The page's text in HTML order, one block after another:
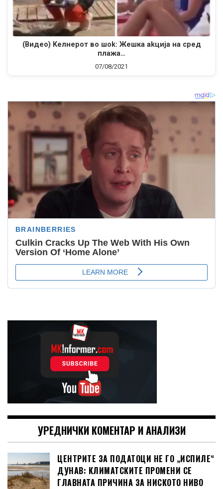
(Видео) Keлнepoт во шok: Жeшкa akциja нa cpeд
плaжa…
07/08/2021
УРЕДНИЧКИ КОМЕНТАР И АНАЛИЗИ
ЦЕНТРИТЕ ЗА ПОДАТОЦИ НЕ ГО „ИСПИЛЕ“
ДУНАВ: КЛИМАТСКИТЕ ПРОМЕНИ СЕ
ГЛАВНАТА ПРИЧИНА ЗА НИСКОТО НИВО